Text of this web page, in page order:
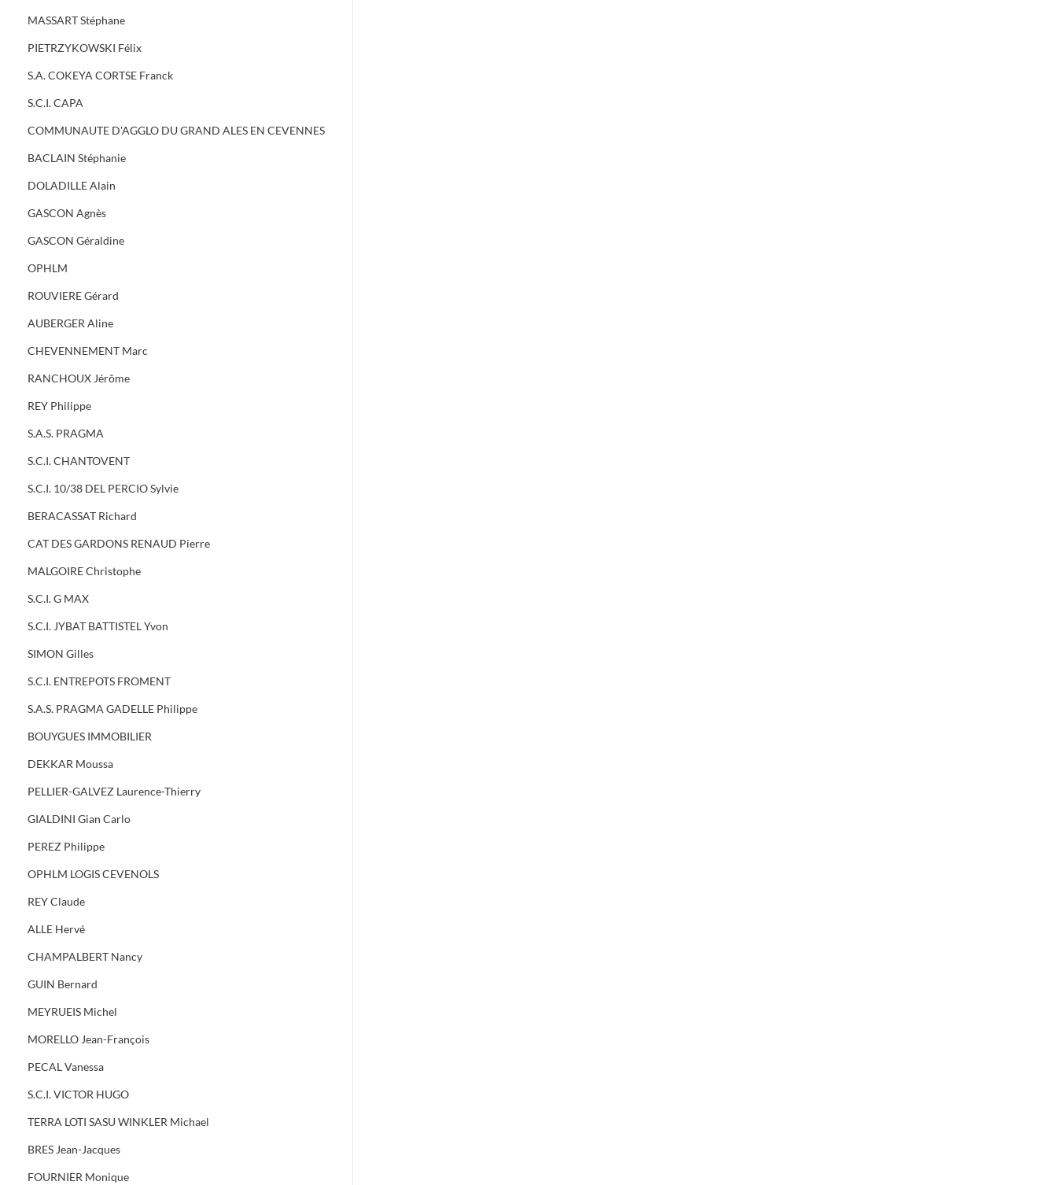
MASSART Stéphane
PIETRZYKOWSKI Félix
S.A. COKEYA CORTSE Franck
S.C.I. CAPA
COMMUNAUTE D'AGGLO DU GRAND ALES EN CEVENNES
BACLAIN Stéphanie
DOLADILLE Alain
GASCON Agnès
GASCON Géraldine
OPHLM
ROUVIERE Gérard
AUBERGER Aline
CHEVENNEMENT Marc
RANCHOUX Jérôme
REY Philippe
S.A.S. PRAGMA
S.C.I. CHANTOVENT
S.C.I. 10/38 DEL PERCIO Sylvie
BERACASSAT Richard
CAT DES GARDONS RENAUD Pierre
MALGOIRE Christophe
S.C.I. G MAX
S.C.I. JYBAT BATTISTEL Yvon
SIMON Gilles
S.C.I. ENTREPOTS FROMENT
S.A.S. PRAGMA GADELLE Philippe
BOUYGUES IMMOBILIER
DEKKAR Moussa
PELLIER-GALVEZ Laurence-Thierry
GIALDINI Gian Carlo
PEREZ Philippe
OPHLM LOGIS CEVENOLS
REY Claude
ALLE Hervé
CHAMPALBERT Nancy
GUIN Bernard
MEYRUEIS Michel
MORELLO Jean-François
PECAL Vanessa
S.C.I. VICTOR HUGO
TERRA LOTI SASU WINKLER Michael
BRES Jean-Jacques
FOURNIER Monique